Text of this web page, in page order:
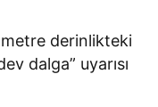
derinlikteki
dalga” uyarısı